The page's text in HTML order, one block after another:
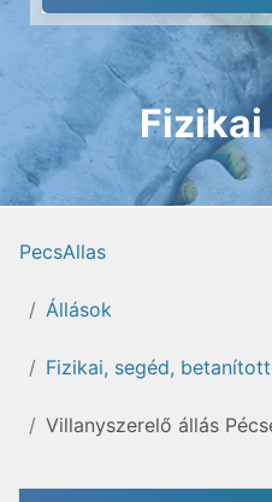
Fizikai
PecsAllas
Állások
Fizikai, segéd,
Villanyszerelő állás